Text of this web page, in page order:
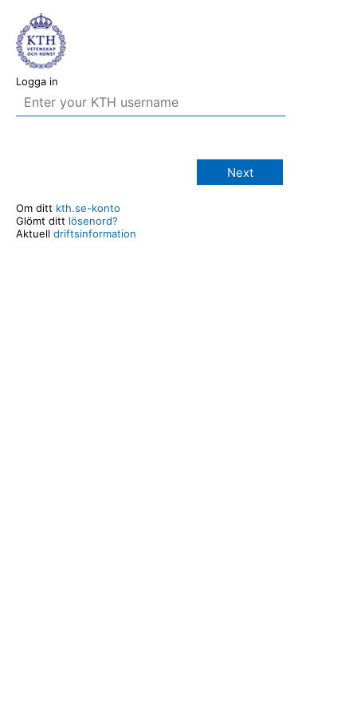
Logga in
Next
Om ditt kth.se-konto
Glömt ditt lösenord?
Aktuell driftsinformation